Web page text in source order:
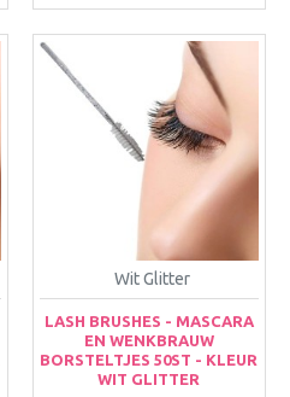
Wit Glitter
LASH BRUSHES - MASCARA
EN WENKBRAUW
BORSTELTJES 50ST - KLEUR
WIT GLITTER